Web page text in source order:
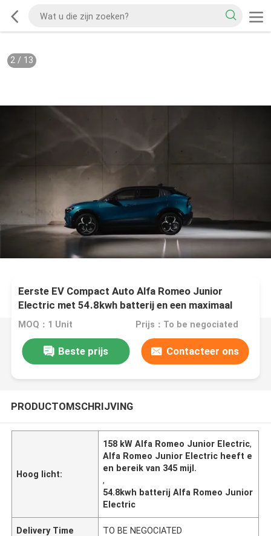
2/ 13
Eerste EV Compact Auto Alfa Romeo Junior
Electric met 54.8kwh batterij en een maximaal
vermogen van 158kW, tot 345 mijl bereik
MOQ：1 Unit Prijs：To be negociated
Beste prijs Contacteer ons
PRODUCTOMSCHRIJVING
Hoog licht:
158 kW Alfa Romeo Junior Electric,
Alfa Romeo Junior Electric heeft e
en bereik van 345 mijl.
,
54.8kwh batterij Alfa Romeo Junior
Electric
Delivery Time TO BE NEGOCIATED